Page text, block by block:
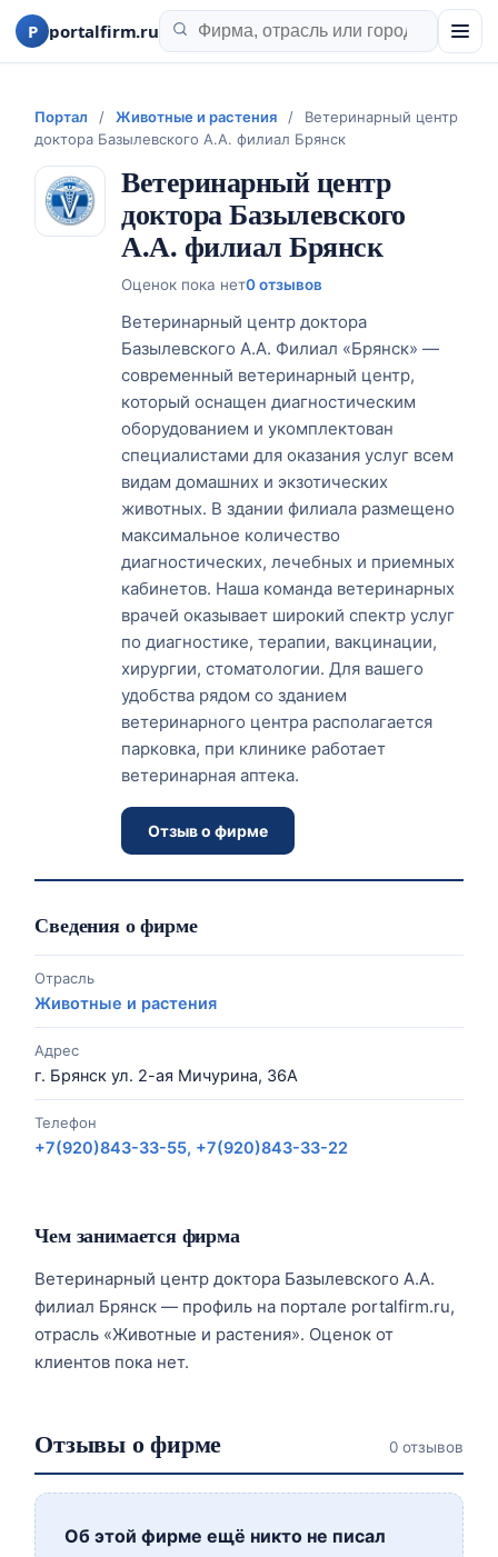
P portalfirm.ru
Портал / Животные и растения /
Ветеринарный центр
доктора Базылевского А.А. филиал Брянск
Ветеринарный центр
доктора Базылевского
А.А. филиал Брянск
Оценок пока нет0 отзывов
Ветеринарный центр доктора
Базылевского А.А. Филиал «Брянск» —
современный ветеринарный центр,
который оснащен диагностическим
оборудованием и укомплектован
специалистами для оказания услуг всем
видам домашних и экзотических
животных. В здании филиала размещено
максимальное количество
диагностических, лечебных и приемных
кабинетов. Наша команда ветеринарных
врачей оказывает широкий спектр услуг
по диагностике, терапии, вакцинации,
хирургии, стоматологии. Для вашего
удобства рядом со зданием
ветеринарного центра располагается
парковка, при клинике работает
ветеринарная аптека.
Отзыв о фирме
Сведения о фирме
Отрасль
Животные и растения
Адрес
г. Брянск ул. 2-ая Мичурина, 36А
Телефон
+7(920)843-33-55, +7(920)843-33-22
Чем занимается фирма
Ветеринарный центр доктора Базылевского А.А.
филиал Брянск — профиль на портале portalfirm.ru,
отрасль «Животные и растения». Оценок от
клиентов пока нет.
Отзывы о фирме 0 отзывов
Об этой фирме ещё никто не писал